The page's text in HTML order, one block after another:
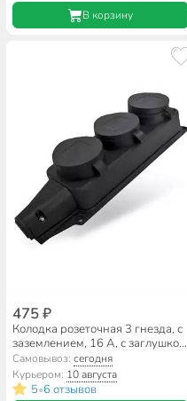
В корзину
475 ₽
Колодка розеточная 3 гнезда, с
заземлением, 16 А, с заглушкой,
1-фазная, IP44, каучук, черный,
UNIVersal, Компакт
Самовывоз:сегодня
Курьером: 10 августа
5•6 отзывов